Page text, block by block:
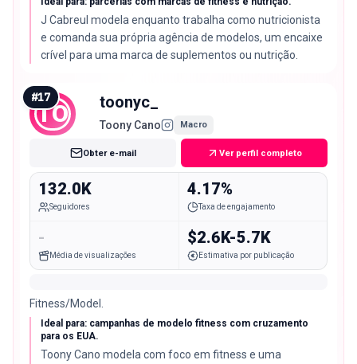
J Cabreul modela enquanto trabalha como nutricionista
e comanda sua própria agência de modelos, um encaixe
crível para uma marca de suplementos ou nutrição.
TO
#17 toonyc_
Toony Cano Macro
Obter e-mail Ver perfil completo
132.0K
Seguidores
4.17%
Taxa de engajamento
-
Média de visualizações
$2.6K-5.7K
Estimativa por publicação
Fitness/Model.
Ideal para: campanhas de modelo fitness com cruzamento
para os EUA.
Toony Cano modela com foco em fitness e uma